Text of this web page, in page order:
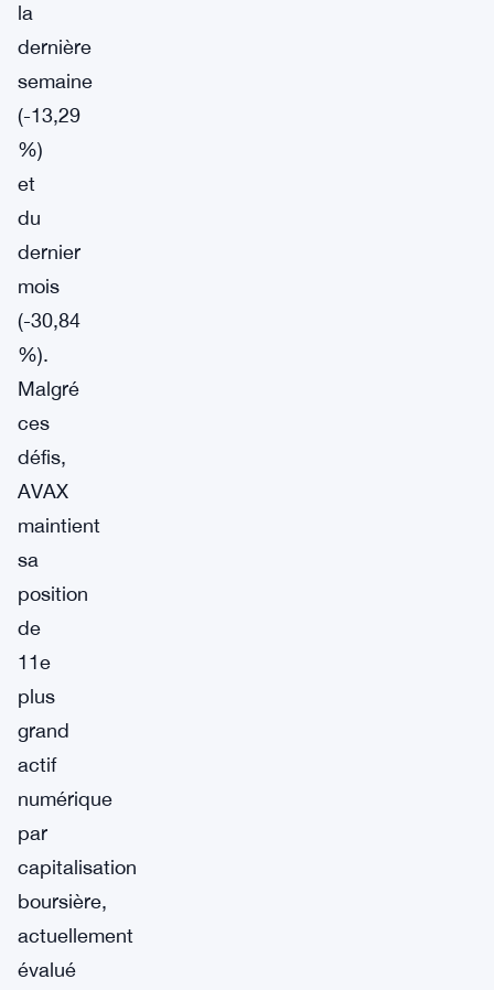
la
dernière
semaine
(-13,29
%)
et
du
dernier
mois
(-30,84
%).
Malgré
ces
défis,
AVAX
maintient
sa
position
de
11e
plus
grand
actif
numérique
par
capitalisation
boursière,
actuellement
évalué